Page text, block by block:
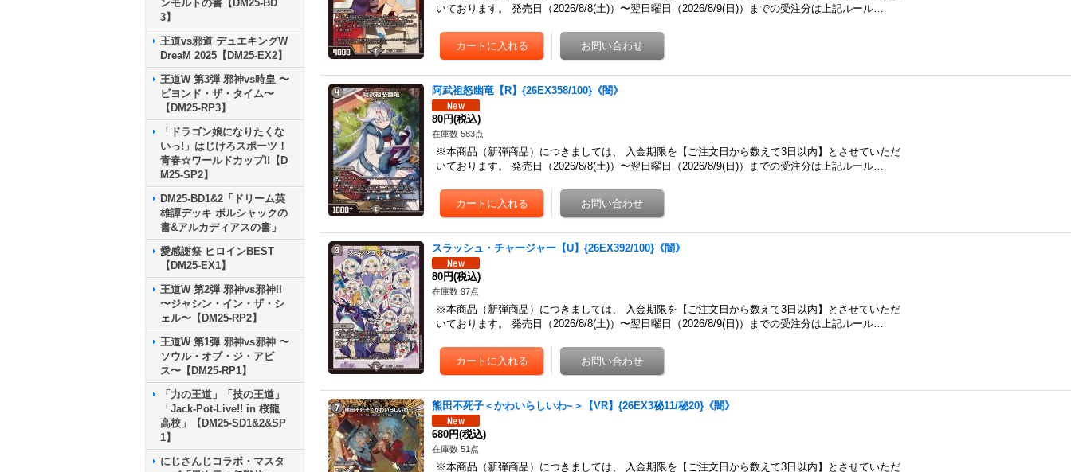
ンモルトの書【DM25-BD
3】
王道vs邪道 デュエキングW
DreaM 2025【DM25-EX2】
王道W 第3弾 邪神vs時皇 〜
ビヨンド・ザ・タイム〜
【DM25-RP3】
「ドラゴン娘になりたくな
いっ!」はじけろスポーツ！
青春☆ワールドカップ!!【D
M25-SP2】
DM25-BD1&2「ドリーム英
雄譚デッキ ボルシャックの
書&アルカディアスの書」
愛感謝祭 ヒロインBEST
【DM25-EX1】
王道W 第2弾 邪神vs邪神II
〜ジャシン・イン・ザ・シ
ェル〜【DM25-RP2】
王道W 第1弾 邪神vs邪神 〜
ソウル・オブ・ジ・アビ
ス〜【DM25-RP1】
「力の王道」「技の王道」
「Jack-Pot-Live!! in 桜龍
高校」【DM25-SD1&2&SP
1】
にじさんじコラボ・マスタ
いております。 発売日（2026/8/8(土)）〜翌日曜日（2026/8/9(日)）までの受注分は上記ルール…
阿武祖怒幽竜【R】{26EX358/100}《闇》
80円(税込)
在庫数 583点
※本商品（新弾商品）につきましては、 入金期限を【ご注文日から数えて3日以内】とさせていただ
いております。 発売日（2026/8/8(土)）〜翌日曜日（2026/8/9(日)）までの受注分は上記ルール…
スラッシュ・チャージャー【U】{26EX392/100}《闇》
80円(税込)
在庫数 97点
※本商品（新弾商品）につきましては、 入金期限を【ご注文日から数えて3日以内】とさせていただ
いております。 発売日（2026/8/8(土)）〜翌日曜日（2026/8/9(日)）までの受注分は上記ルール…
熊田不死子＜かわいらしいわ~＞【VR】{26EX3秘11/秘20}《闇》
680円(税込)
在庫数 51点
※本商品（新弾商品）につきましては、 入金期限を【ご注文日から数えて3日以内】とさせていただ